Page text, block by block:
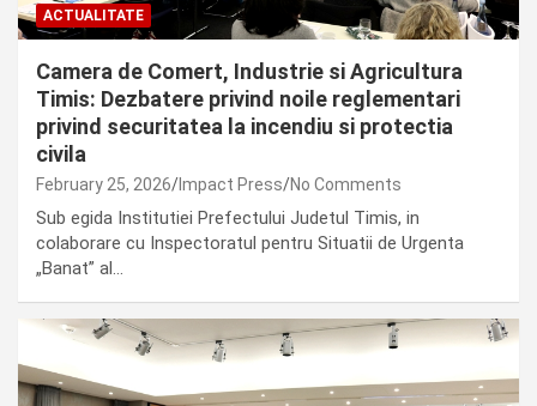
ACTUALITATE
Camera de Comert, Industrie si Agricultura
Timis: Dezbatere privind noile reglementari
privind securitatea la incendiu si protectia
civila
February 25, 2026 Impact Press No Comments
Sub egida Institutiei Prefectului Judetul Timis, in
colaborare cu Inspectoratul pentru Situatii de Urgenta
„Banat” al…